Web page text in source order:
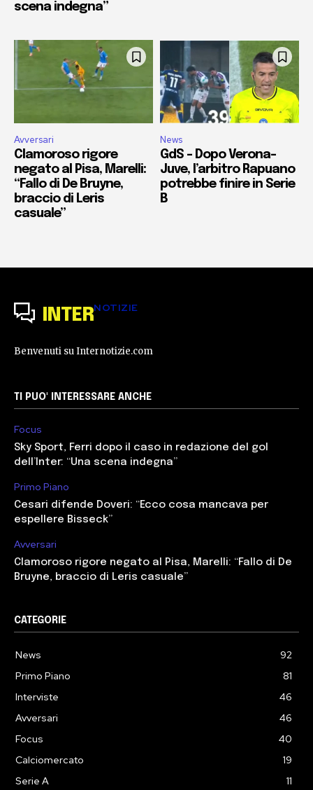
scena indegna”
Avversari
Clamoroso rigore
negato al Pisa, Marelli:
“Fallo di De Bruyne,
braccio di Leris
casuale”
News
GdS – Dopo Verona-
Juve, l’arbitro Rapuano
potrebbe finire in Serie
B
INTERNOTIZIE
Benvenuti su Internotizie.com
TI PUO' INTERESSARE ANCHE
Focus
Sky Sport, Ferri dopo il caso in redazione del gol
dell’Inter: “Una scena indegna”
Primo Piano
Cesari difende Doveri: “Ecco cosa mancava per
espellere Bisseck”
Avversari
Clamoroso rigore negato al Pisa, Marelli: “Fallo di De
Bruyne, braccio di Leris casuale”
CATEGORIE
News
92
Primo Piano
81
Interviste
46
Avversari
46
Focus
40
Calciomercato
19
Serie A
11